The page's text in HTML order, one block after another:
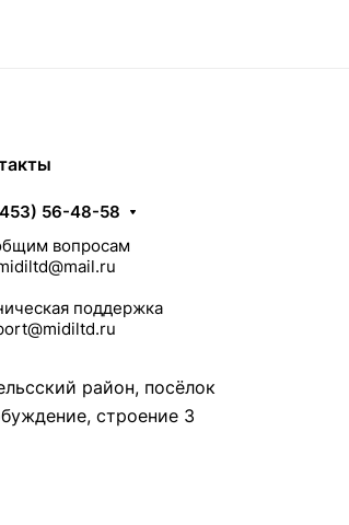
56-48-58
вопросам
поддержка
район, посёлок
строение 3